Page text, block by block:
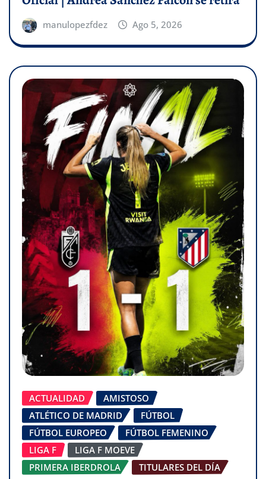
manulopezfdez Ago 5, 2026
ACTUALIDAD
AMISTOSO
ATLÉTICO DE MADRID
FÚTBOL
FÚTBOL EUROPEO
FÚTBOL FEMENINO
LIGA F
LIGA F MOEVE
PRIMERA IBERDROLA
TITULARES DEL DÍA